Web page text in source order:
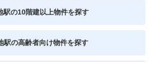
駅の10階建以上物件を探す
駅の高齢者向け物件を探す